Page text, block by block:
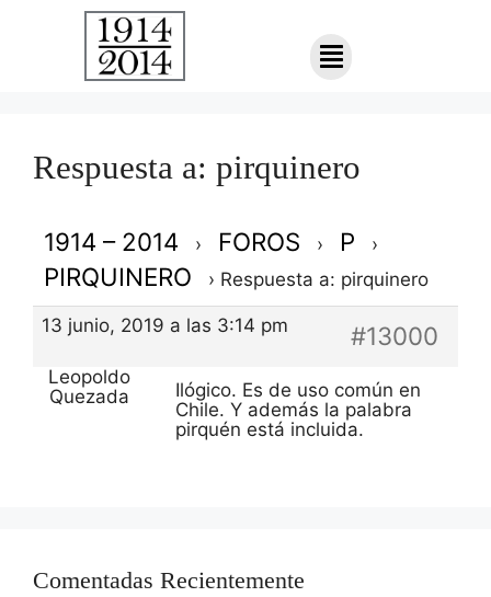
Respuesta a: pirquinero
1914 – 2014 › FOROS › P ›
PIRQUINERO › Respuesta a: pirquinero
13 junio, 2019 a las 3:14 pm #13000
Leopoldo
Quezada
Ilógico. Es de uso común en
Chile. Y además la palabra
pirquén está incluida.
Comentadas Recientemente